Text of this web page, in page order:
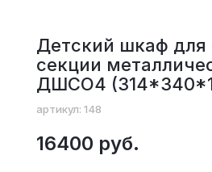
Детский шкаф
секции
ДШСО4
артикул: 148
16400 руб.